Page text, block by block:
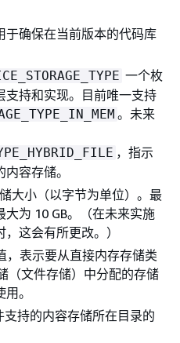
于确保在当前版本的代码库
一个枚
支持和实现。目前唯一支持
。未来
，指示
容存储。
大小（以字节为单位）。最
大为 10 GB。（在未来实施
这会有所更改。）
表示要从直接内存存储类
（文件存储）中分配的存储
。
支持的内容存储所在目录的